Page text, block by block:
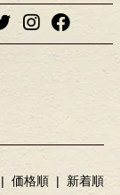
| 価格順 | 新着順